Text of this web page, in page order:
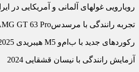
رویارویی غول‏های آلمانی و آمریکایی در
تجربه رانندگی با مرسدسAMG GT 63 Pro
رکوردهای جدید با ب‏‌ام‏‌و M5 هیبریدی 2025
آزمایش رانندگی با نیسان قشقایی 2024